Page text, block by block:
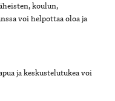
koulun,
voi helpottaa oloa ja
ja keskustelutukea voi